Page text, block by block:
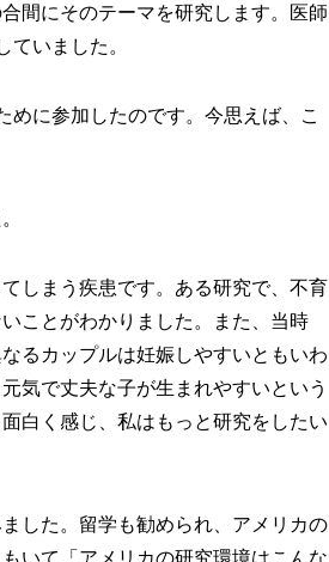
間にそのテーマを研究します。医師
いました。
めに参加したのです。今思えば、こ
しまう疾患です。ある研究で、不育
ことがわかりました。また、当時
るカップルは妊娠しやすいともいわ
気で丈夫な子が生まれやすいという
白く感じ、私はもっと研究をしたい
した。留学も勧められ、アメリカの
いて「アメリカの研究環境はこんな